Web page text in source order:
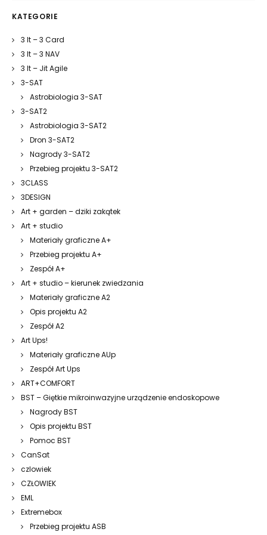
KATEGORIE
3 It – 3 Card
3 It – 3 NAV
3 It – Jit Agile
3-SAT
Astrobiologia 3-SAT
3-SAT2
Astrobiologia 3-SAT2
Dron 3-SAT2
Nagrody 3-SAT2
Przebieg projektu 3-SAT2
3CLASS
3DESIGN
Art + garden – dziki zakątek
Art + studio
Materiały graficzne A+
Przebieg projektu A+
Zespół A+
Art + studio – kierunek zwiedzania
Materiały graficzne A2
Opis projektu A2
Zespół A2
Art Ups!
Materiały graficzne AUp
Zespół Art Ups
ART+COMFORT
BST – Giętkie mikroinwazyjne urządzenie endoskopowe
Nagrody BST
Opis projektu BST
Pomoc BST
CanSat
czlowiek
CZŁOWIEK
EML
Extremebox
Przebieg projektu ASB